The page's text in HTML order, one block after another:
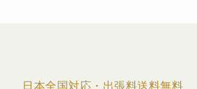
日本全国対応・出張料送料無料